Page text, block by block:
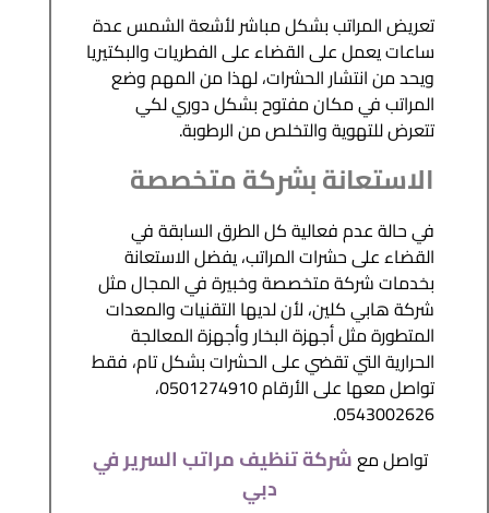
تعريض المراتب بشكل مباشر لأشعة الشمس عدة
ساعات يعمل على القضاء على الفطريات والبكتيريا
ويحد من انتشار الحشرات، لهذا من المهم وضع
المراتب في مكان مفتوح بشكل دوري لكي
تتعرض للتهوية والتخلص من الرطوبة.
الاستعانة بشركة متخصصة
في حالة عدم فعالية كل الطرق السابقة في
القضاء على حشرات المراتب، يفضل الاستعانة
بخدمات شركة متخصصة وخبيرة في المجال مثل
شركة هابي كلين، لأن لديها التقنيات والمعدات
المتطورة مثل أجهزة البخار وأجهزة المعالجة
الحرارية التي تقضي على الحشرات بشكل تام، فقط
تواصل معها على الأرقام 0501274910،
0543002626.
تواصل معشركة تنظيف مراتب السرير في
دبي